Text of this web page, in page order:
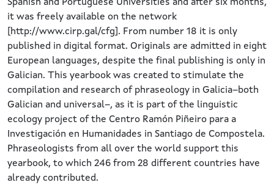
Spanish and Portuguese Universities and after six months,
it was freely available on the network
[http://www.cirp.gal/cfg]. From number 18 it is only
published in digital format. Originals are admitted in eight
European languages, despite the final publishing is only in
Galician. This yearbook was created to stimulate the
compilation and research of phraseology in Galicia–both
Galician and universal–, as it is part of the linguistic
ecology project of the Centro Ramón Piñeiro para a
Investigación en Humanidades in Santiago de Compostela.
Phraseologists from all over the world support this
yearbook, to which 246 from 28 different countries have
already contributed.